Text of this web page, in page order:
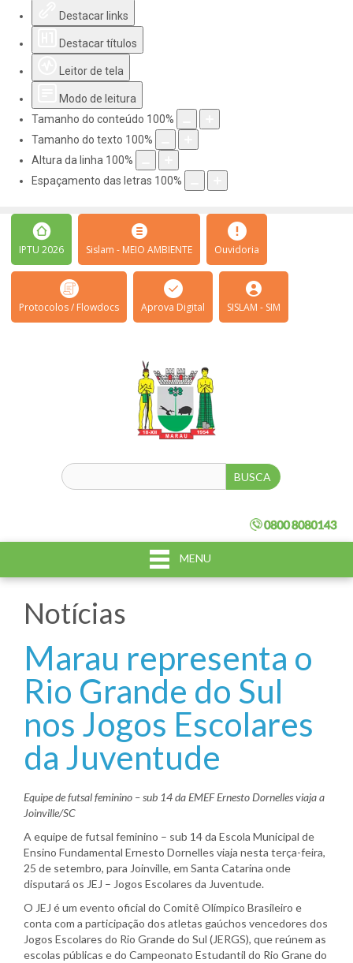
Destacar links
Destacar títulos
Leitor de tela
Modo de leitura
Tamanho do conteúdo 100%
Tamanho do texto 100%
Altura da linha 100%
Espaçamento das letras 100%
IPTU 2026 Sislam - MEIO AMBIENTE Ouvidoria
Protocolos / Flowdocs Aprova Digital SISLAM - SIM
MENU
Notícias
Marau representa o
Rio Grande do Sul
nos Jogos Escolares
da Juventude
Equipe de futsal feminino – sub 14 da EMEF Ernesto Dornelles viaja a
Joinville/SC
A equipe de futsal feminino – sub 14 da Escola Municipal de
Ensino Fundamental Ernesto Dornelles viaja nesta terça-feira,
25 de setembro, para Joinville, em Santa Catarina onde
disputará os JEJ – Jogos Escolares da Juventude.
O JEJ é um evento oficial do Comitê Olímpico Brasileiro e
conta com a participação dos atletas gaúchos vencedores dos
Jogos Escolares do Rio Grande do Sul (JERGS), que reúnem as
escolas públicas e do Campeonato Estudantil do Rio Grane do